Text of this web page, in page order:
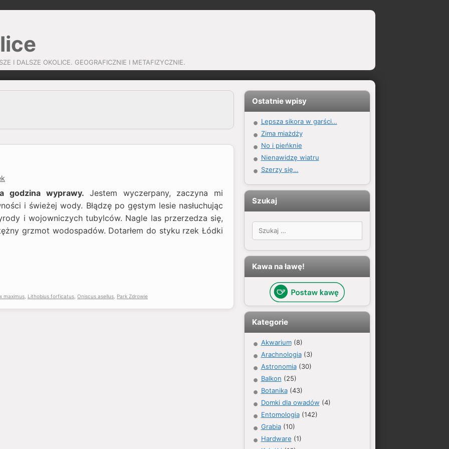
I DALSZE OKOLICE. GEOGRAFICZNIE I METAFIZYCZNIE.
godzina wyprawy. Jestem wyczerpany, zaczyna mi
i świeżej wody. Błądzę po gęstym lesie nasłuchując
i wojowniczych tubylców. Nagle las przerzedza się,
grzmot wodospadów. Dotarłem do styku rzek Łódki
maximus Lithobius forficatus Oniscus asellus Park Zdrowie
Ostatnie wpisy
Lepsza sikora w garści…
Zima miażdży
No i pieńknie
Nienawidzę wiatru
Szerzy się…
Szukaj
Szukaj:
Kawa na ławę!
Kategorie
Akwarium(8)
Arachnologia(3)
Astronomia(30)
Balkon (25)
Botanika(43)
Domki dla owadów (4)
Entomologia(142)
Grabia(10)
Hardware (1)